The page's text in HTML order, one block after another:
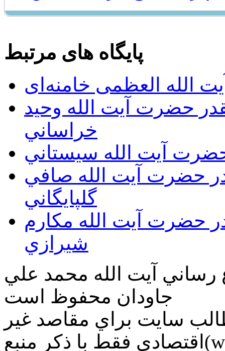
پایگاه های مرتبط
الله العظمی خامنه‌ای
حضرت آيت الله وحيد
خراساني
حضرت آيت الله سيستاني
حضرت آيت الله صافي
گلپايگاني
حضرت آيت الله مكارم
شيرازي
رساني آیت الله محمد علي
جاودان محفوظ است
سايت براي مقاصد غير